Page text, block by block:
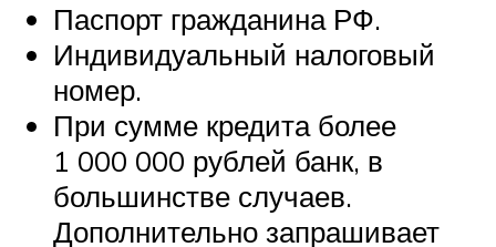
Паспорт гражданина РФ.
Индивидуальный налоговый
номер.
При сумме кредита более
1 000 000 рублей банк, в
большинстве случаев.
Дополнительно запрашивает